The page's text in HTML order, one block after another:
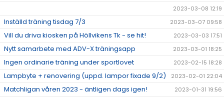
2023-03-08 12:19
Inställd träning tisdag 7/3 2023-03-07 09:58
Vill du driva kiosken på Höllvikens Tk - se hit! 2023-03-03 17:51
Nytt samarbete med ADV-X träningsapp 2023-03-01 18:25
Ingen ordinarie träning under sportlovet 2023-02-15 18:28
Lampbyte + renovering (uppd. lampor fixade 9/2) 2023-02-01 22:04
Matchligan våren 2023 - äntligen dags igen! 2023-01-31 19:56